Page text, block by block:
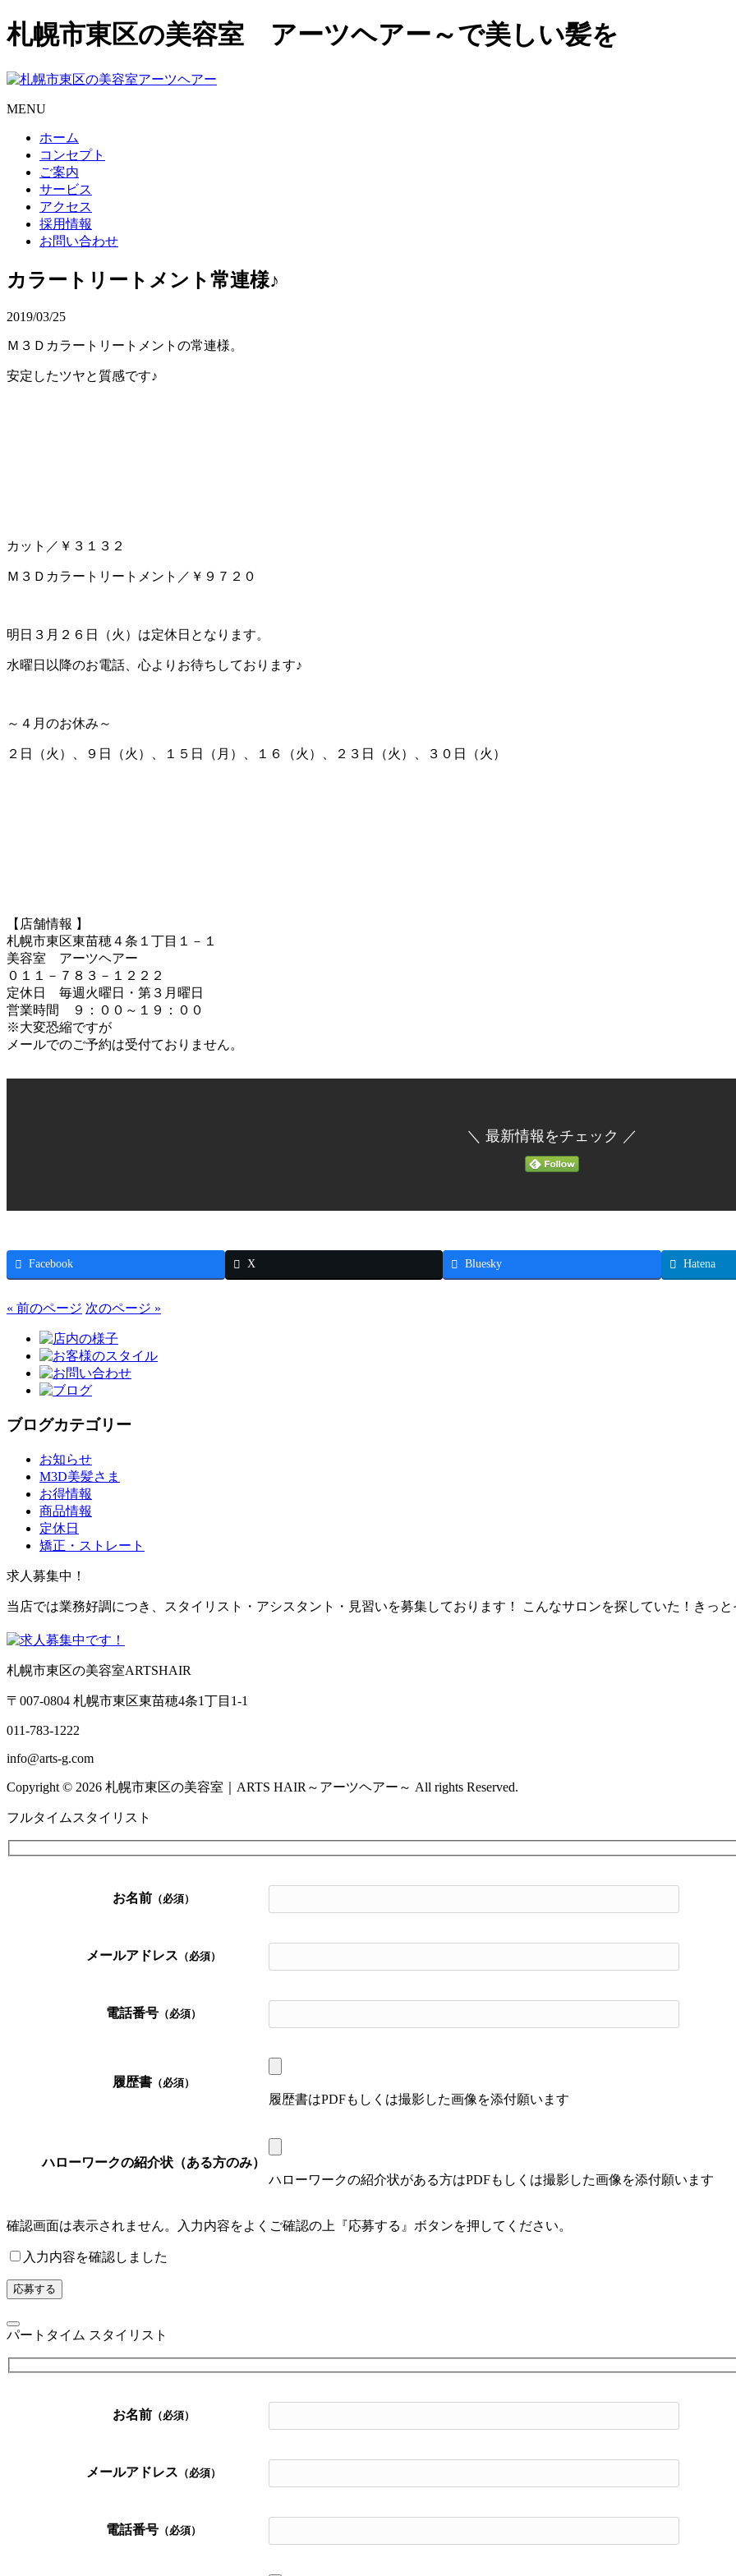
札幌市東区の美容室 アーツヘアー～で美しい髪を
MENU
ホーム
コンセプト
ご案内
サービス
アクセス
採用情報
お問い合わせ
カラートリートメント常連様♪
2019/03/25
Ｍ３Ｄカラートリートメントの常連様。
安定したツヤと質感です♪
カット／￥３１３２
Ｍ３Ｄカラートリートメント／￥９７２０
明日３月２６日（火）は定休日となります。
水曜日以降のお電話、心よりお待ちしております♪
～４月のお休み～
２日（火）、９日（火）、１５日（月）、１６（火）、２３日（火）、３０日（火）
【店舗情報 】
札幌市東区東苗穂４条１丁目１－１
美容室 アーツヘアー
０１１－７８３－１２２２
定休日 毎週火曜日・第３月曜日
営業時間 ９：００～１９：００
※大変恐縮ですが
メールでのご予約は受付ておりません。
＼ 最新情報をチェック ／
Facebook X Bluesky Hatena
« 前のページ 次のページ »
ブログカテゴリー
お知らせ
M3D美髪さま
お得情報
商品情報
定休日
矯正・ストレート
求人募集中！
当店では業務好調につき、スタイリスト・アシスタント・見習いを募集しております！ こんなサロンを探していた！きっ
札幌市東区の美容室ARTSHAIR
〒007-0804 札幌市東区東苗穂4条1丁目1-1
011-783-1222
info@arts-g.com
Copyright © 2026 札幌市東区の美容室｜ARTS HAIR～アーツヘアー～ All rights Reserved.
フルタイムスタイリスト
お名前 （必須）
メールアドレス （必須）
電話番号 （必須）
履歴書 （必須）
履歴書はPDFもしくは撮影した画像を添付願います
ハローワークの紹介状（ある方のみ）
ハローワークの紹介状がある方はPDFもしくは撮影した画像を添付願います
確認画面は表示されません。入力内容をよくご確認の上『応募する』ボタンを押してください。
入力内容を確認しました
パートタイム スタイリスト
お名前 （必須）
メールアドレス （必須）
電話番号 （必須）